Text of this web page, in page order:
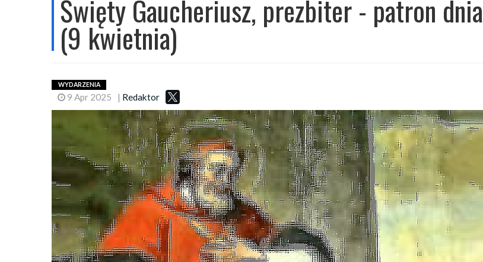
Święty Gaucheriusz, prezbiter - patron dnia
(9 kwietnia)
WYDARZENIA
9 Apr 2025 | Redaktor